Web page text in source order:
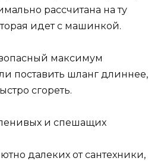
рассчитана на ту
идет с машинкой.
максимум
поставить шланг длиннее,
сгореть.
и спешащих
далеких от сантехники,